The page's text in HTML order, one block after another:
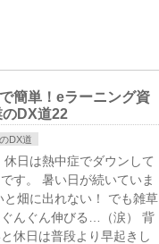
簡単！eラーニング資
DX道22
DX道
日は熱中症でダウンして
す。 暑い日が続いていま
畑に出れない！ でも雑草
んぐん伸びる…（涙） 背
休日は普段より早起きし